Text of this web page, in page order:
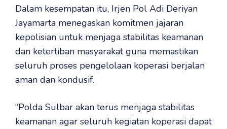
Dalam kesempatan itu, Irjen Pol Adi Deriyan
Jayamarta menegaskan komitmen jajaran
kepolisian untuk menjaga stabilitas keamanan
dan ketertiban masyarakat guna memastikan
seluruh proses pengelolaan koperasi berjalan
aman dan kondusif.
“Polda Sulbar akan terus menjaga stabilitas
keamanan agar seluruh kegiatan koperasi dapat